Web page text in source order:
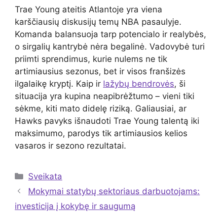
Trae Young ateitis Atlantoje yra viena
karščiausių diskusijų temų NBA pasaulyje.
Komanda balansuoja tarp potencialo ir realybės,
o sirgalių kantrybė nėra begalinė. Vadovybė turi
priimti sprendimus, kurie nulems ne tik
artimiausius sezonus, bet ir visos franšizės
ilgalaikę kryptį. Kaip ir lažybų bendrovės, ši
situacija yra kupina neapibrėžtumo – vieni tiki
sėkme, kiti mato didelę riziką. Galiausiai, ar
Hawks pavyks išnaudoti Trae Young talentą iki
maksimumo, parodys tik artimiausios kelios
vasaros ir sezono rezultatai.
Kategorijos
Sveikata
Mokymai statybų sektoriaus darbuotojams:
investicija į kokybę ir saugumą